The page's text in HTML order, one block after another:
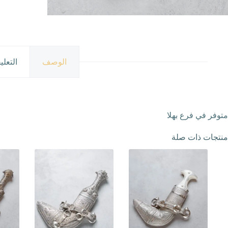
الوصف
متوفر في فرع بهلا
منتجات ذات صلة